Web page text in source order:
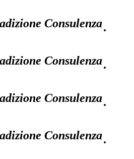
Consulenza
·
Consulenza
·
Consulenza
·
Consulenza
·